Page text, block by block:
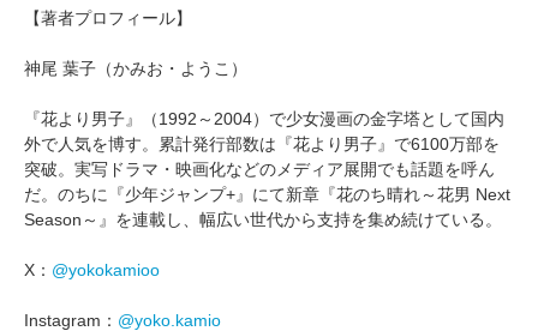
【著者プロフィール】
神尾 葉子（かみお・ようこ）
『花より男子』（1992～2004）で少女漫画の金字塔として国内
外で人気を博す。累計発行部数は『花より男子』で6100万部を
突破。実写ドラマ・映画化などのメディア展開でも話題を呼ん
だ。のちに『少年ジャンプ+』にて新章『花のち晴れ～花男 Next
Season～』を連載し、幅広い世代から支持を集め続けている。
X： @yokokamioo
Instagram： @yoko.kamio